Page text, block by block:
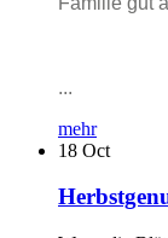
...
mehr
18 Oct